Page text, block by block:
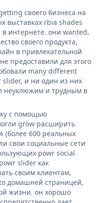
своего бизнеса на
выставках rbia shades
в интернете. они wanted,
своего продукта,
в привлекательной
предоставили для этого
many different
и ни один из них
неуклюжим и трудным в
с помощью
grow расширить
(более 600 реальных
свои социальные сети
powr social
slider как
своим клиентам,
домашней страницей,
жизни. он хорошо